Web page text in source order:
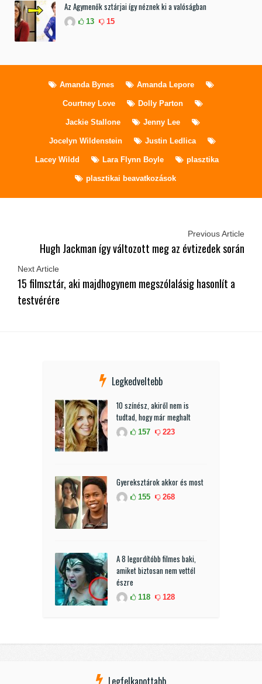
Az Agymenők sztárjai így néznek ki a valóságban
13 15
Amanda Bynes Amanda Lepore
Courtney Love Dolly Parton
Jackie Stallone Jenny Lee
Jocelyn Wildenstein Justin Ledlica
Lacey Wildd Lara Flynn Boyle plasztika
plasztikai beavatkozások
Previous Article
Hugh Jackman így változott meg az évtizedek során
Next Article
15 filmsztár, aki majdhogynem megszólalásig hasonlít a
testvérére
Legkedveltebb
10 színész, akiről nem is
tudtad, hogy már meghalt
157 223
Gyereksztárok akkor és most
155 268
A 8 legordítóbb filmes baki,
amiket biztosan nem vettél
észre
118 128
Legfelkapottabb